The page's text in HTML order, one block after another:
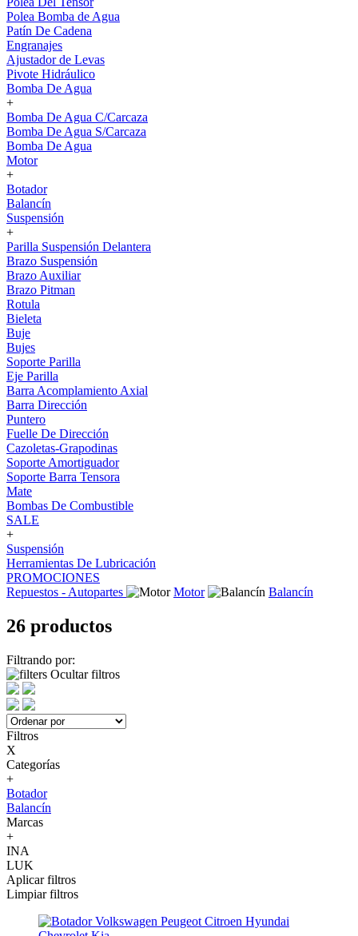
Polea Bomba de Agua
Patín De Cadena
Engranajes
Ajustador de Levas
Pivote Hidráulico
Bomba De Agua
+
Bomba De Agua C/Carcaza
Bomba De Agua S/Carcaza
Bomba De Agua
Motor
+
Botador
Balancín
Suspensión
+
Parilla Suspensión Delantera
Brazo Suspensión
Brazo Auxiliar
Brazo Pitman
Rotula
Bieleta
Buje
Bujes
Soporte Parilla
Eje Parilla
Barra Acomplamiento Axial
Barra Dirección
Puntero
Fuelle De Dirección
Cazoletas-Grapodinas
Soporte Amortiguador
Soporte Barra Tensora
Mate
Bombas De Combustible
SALE
+
Suspensión
Herramientas De Lubricación
PROMOCIONES
Repuestos - Autopartes
Motor Balancín
26 productos
Filtrando por:
Ocultar filtros
Filtros
X
Categorías
+
Botador
Balancín
Marcas
+
INA
LUK
Aplicar filtros
Limpiar filtros